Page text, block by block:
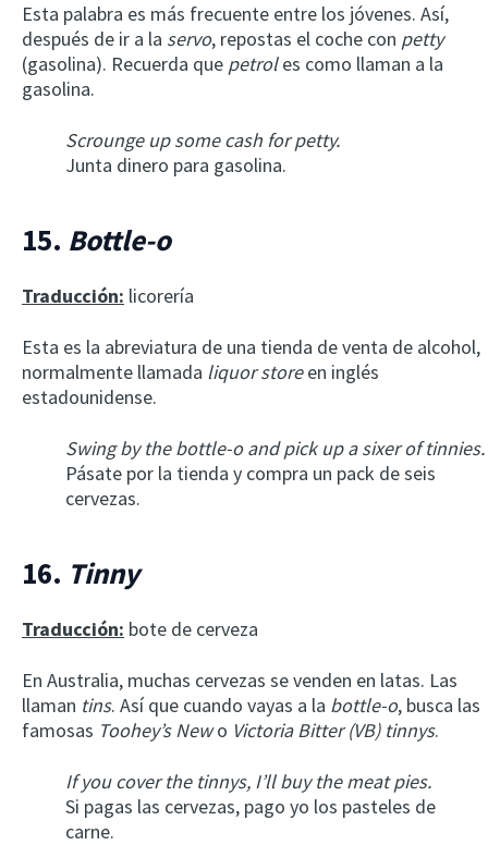
Esta palabra es más frecuente entre los jóvenes. Así,
después de ir a la servo, repostas el coche con petty
(gasolina). Recuerda que petroles como llaman a la
gasolina.
Scrounge up some cash for petty.
Junta dinero para gasolina.
15. Bottle-o
Traducción: licorería
Esta es la abreviatura de una tienda de venta de alcohol,
normalmente llamada liquor storeen inglés
estadounidense.
Swing by the bottle-o and pick up a sixer of tinnies.
Pásate por la tienda y compra un pack de seis
cervezas.
16. Tinny
Traducción: bote de cerveza
En Australia, muchas cervezas se venden en latas. Las
llaman tins. Así que cuando vayas a la bottle-o, busca las
famosas Toohey’s Newo Victoria Bitter (VB) tinnys.
If you cover the tinnys, I’ll buy the meat pies.
Si pagas las cervezas, pago yo los pasteles de
carne.